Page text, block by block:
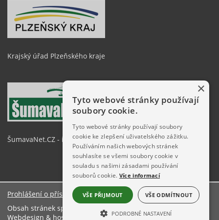
Krajský úřad Plzeňského kraje
ŠumavaNet.CZ - informace o regionu
Prohlášení o přístupnosti
Obsah stránek spravuje: Městský úřad Železná Ruda
Webdesign & hosting:
ŠumavaNet.CZ
×
Tyto webové stránky používají
soubory cookie.
Tyto webové stránky používají soubory
cookie ke zlepšení uživatelského zážitku.
Používáním našich webových stránek
souhlasíte se všemi soubory cookie v
souladu s našimi zásadami používání
souborů cookie. Více informací
VŠE PŘIJMOUT VŠE ODMÍTNOUT
PODROBNÉ NASTAVENÍ